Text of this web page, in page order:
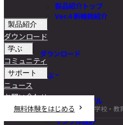
製品紹介トップ
Ver.4 新機能紹介
ダウンロード
学ぶ
チュートリアル
DIY講座
サンプル設計
製品紹介
ダウンロード
学ぶ
コミュニティ
サポート
ニュース
お問い合わせ
無料体験をはじめる
学校・教